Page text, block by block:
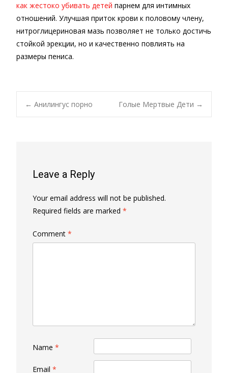
как жестоко убивать детей парнем для интимных
отношений. Улучшая приток крови к половому члену,
нитроглицериновая мазь позволяет не только достичь
стойкой эрекции, но и качественно повлиять на
размеры пениса.
Post
← Анилингус порно Голые Мертвые Дети →
Leave a Reply
Your email address will not be published.
Required fields are marked *
Comment *
Name *
Email *